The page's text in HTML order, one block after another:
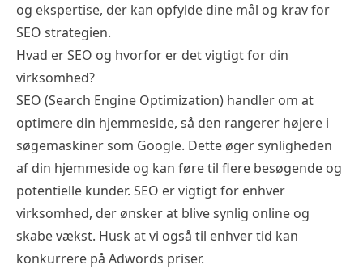
og ekspertise, der kan opfylde dine mål og krav for
SEO strategien.
Hvad er SEO og hvorfor er det vigtigt for din
virksomhed?
SEO (Search Engine Optimization) handler om at
optimere din hjemmeside, så den rangerer højere i
søgemaskiner som Google. Dette øger synligheden
af ​​din hjemmeside og kan føre til flere besøgende og
potentielle kunder. SEO er vigtigt for enhver
virksomhed, der ønsker at blive synlig online og
skabe vækst. Husk at vi også til enhver tid kan
konkurrere på Adwords priser.